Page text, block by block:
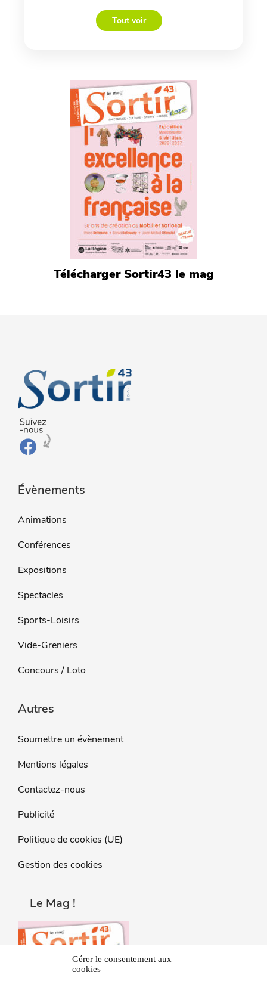
Gérer le consentement aux
cookies
Tout voir
Télécharger Sortir43 le mag
Évènements
Animations
Conférences
Expositions
Spectacles
Sports-Loisirs
Vide-Greniers
Concours / Loto
Autres
Soumettre un évènement
Mentions légales
Contactez-nous
Publicité
Politique de cookies (UE)
Gestion des cookies
Le Mag !